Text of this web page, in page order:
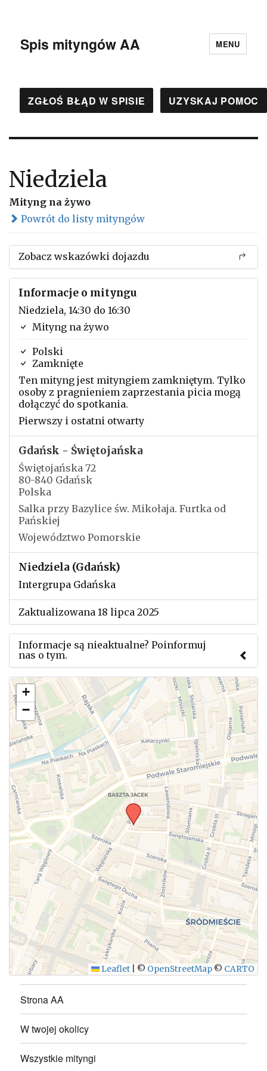
Spis mityngów AA MENU
ZGŁOŚ BŁĄD W SPISIE UZYSKAJ POMOC
Niedziela
Mityng na żywo
Powrót do listy mityngów
Zobacz wskazówki dojazdu
Informacje o mityngu
Niedziela, 14:30 do 16:30
Mityng na żywo
Polski
Zamknięte
Ten mityng jest mityngiem zamkniętym. Tylko
osoby z pragnieniem zaprzestania picia mogą
dołączyć do spotkania.
Pierwszy i ostatni otwarty
Gdańsk - Świętojańska
Świętojańska 72
80-840 Gdańsk
Polska
Salka przy Bazylice św. Mikołaja. Furtka od
Pańskiej
Województwo Pomorskie
Niedziela (Gdańsk)
Intergrupa Gdańska
Zaktualizowana 18 lipca 2025
Informacje są nieaktualne? Poinformuj
nas o tym.
Użyj tego formularza aby przesłać informację o
zmianach w powyższym mityngu.
WYŚLIJ
+
−
Leaflet © OpenStreetMap © CARTO
Strona AA
W twojej okolicy
Wszystkie mityngi